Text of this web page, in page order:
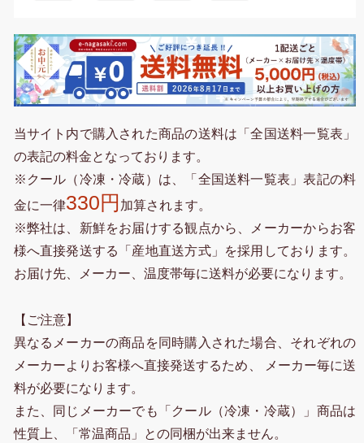
当サイト内で購入された商品の送料は「全国送料一覧表」
の表記の料金となっております。
※クール（冷凍・冷蔵）は、「全国送料一覧表」表記の料
金に一律330円 加算されます。
※弊社は、新鮮をお届けする観点から、メーカーからお客
様へ直接発送する「産地直送方式」を採用しております。
お届け先、メーカー、温度帯毎に送料が必要になります。
【ご注意】
異なるメーカーの商品を同時購入された場合、それぞれの
メーカーよりお客様へ直接発送するため、 メーカー毎に送
料が必要になります。
また、同じメーカーでも「クール（冷凍・冷蔵）」商品は
性質上、「常温商品」との同梱が出来ません。